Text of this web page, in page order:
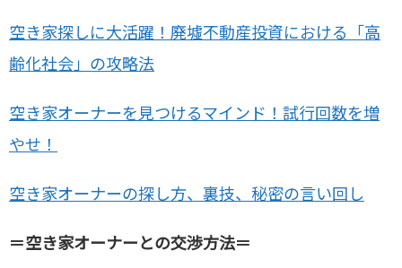
空き家探しに大活躍！廃墟不動産投資における「高
齢化社会」の攻略法
空き家オーナーを見つけるマインド！試行回数を増
やせ！
空き家オーナーの探し方、裏技、秘密の言い回し
＝空き家オーナーとの交渉方法＝